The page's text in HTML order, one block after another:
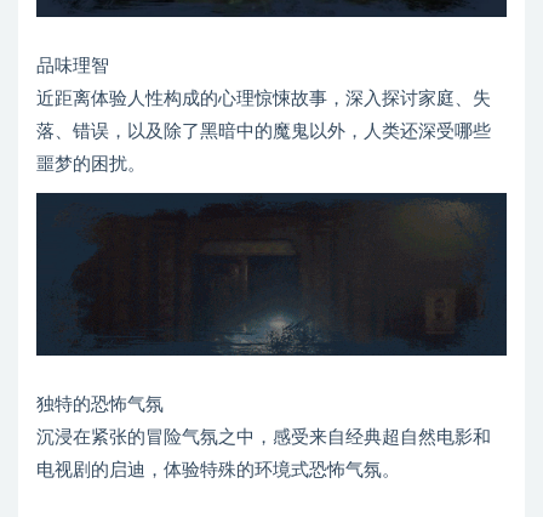
品味理智
近距离体验人性构成的心理惊悚故事，深入探讨家庭、失
落、错误，以及除了黑暗中的魔鬼以外，人类还深受哪些
噩梦的困扰。
独特的恐怖气氛
沉浸在紧张的冒险气氛之中，感受来自经典超自然电影和
电视剧的启迪，体验特殊的环境式恐怖气氛。